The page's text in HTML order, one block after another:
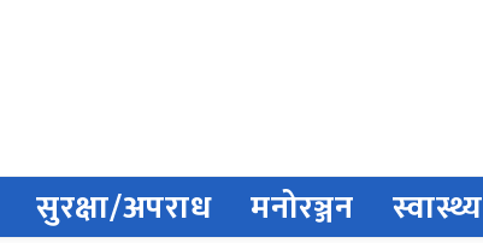
सुरक्षा/अपराध मनोरञ्जन स्वास्थ्य